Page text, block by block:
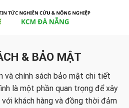
& BẢO MẬT
và chính sách bảo mật chi tiết
là một phần quan trọng để xây
khách hàng và đồng thời đảm